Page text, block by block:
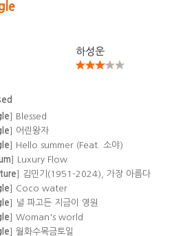
하성운
] Blessed
] 어린왕자
] Hello summer (Feat. 소야)
] Luxury Flow
] 김민기(1951-2024), 가장 아름다
] Coco water
] 널 파고든 지금이 영원
] Woman's world
] 월화수목금토일